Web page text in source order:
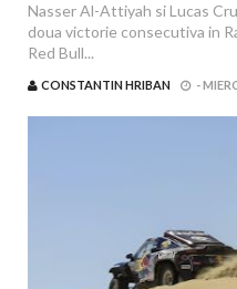
Nasser Al-Attiyah si Lucas
doua victorie consecutiva in
Red Bull...
CONSTANTIN HRIBAN -